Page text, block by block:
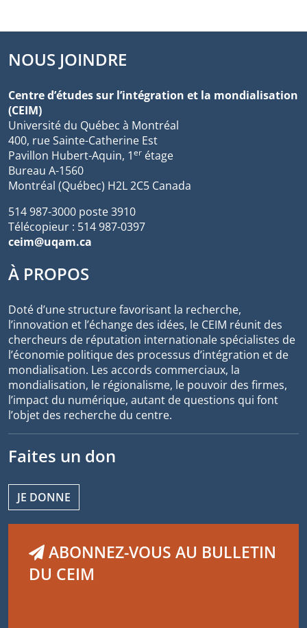
NOUS JOINDRE
Centre d’études sur l’intégration et la mondialisation
(CEIM)
Université du Québec à Montréal
400, rue Sainte-Catherine Est
Pavillon Hubert-Aquin, 1er étage
Bureau A-1560
Montréal (Québec) H2L 2C5 Canada
514 987-3000 poste 3910
Télécopieur : 514 987-0397
ceim@uqam.ca
À PROPOS
Doté d’une structure favorisant la recherche,
l’innovation et l’échange des idées, le CEIM réunit des
chercheurs de réputation internationale spécialistes de
l’économie politique des processus d’intégration et de
mondialisation. Les accords commerciaux, la
mondialisation, le régionalisme, le pouvoir des firmes,
l’impact du numérique, autant de questions qui font
l’objet des recherche du centre.
Faites un don
JE DONNE
ABONNEZ-VOUS AU BULLETIN
DU CEIM